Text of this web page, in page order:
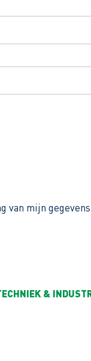
van mijn
&